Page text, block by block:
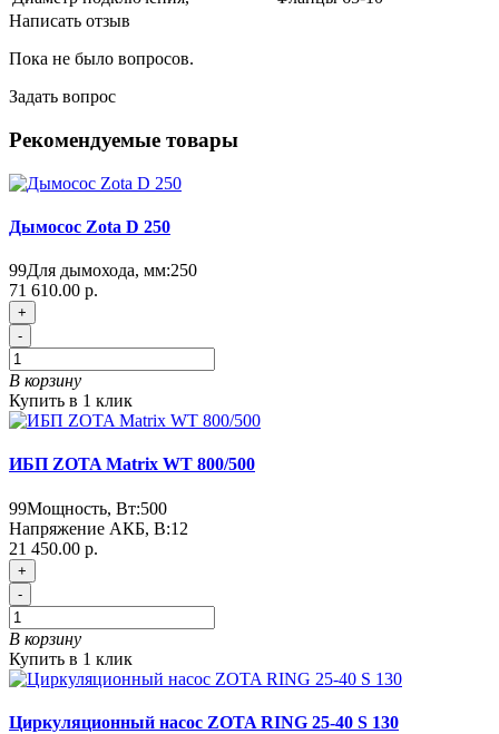
Написать отзыв
Пока не было вопросов.
Задать вопрос
Рекомендуемые товары
Дымосос Zota D 250
99Для дымохода, мм:250
71 610.00 р.
+
-
В корзину
Купить в 1 клик
ИБП ZOTA Matrix WT 800/500
99Мощность, Вт:500
Напряжение АКБ, В:12
21 450.00 р.
+
-
В корзину
Купить в 1 клик
Циркуляционный насос ZOTA RING 25-40 S 130